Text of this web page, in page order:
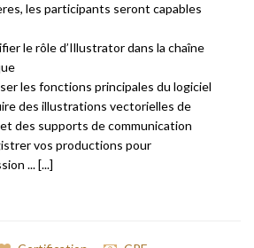
les participants seront capables
le rôle d’Illustrator dans la chaîne
les fonctions principales du logiciel
des illustrations vectorielles de
des supports de communication
vos productions pour
... [...]